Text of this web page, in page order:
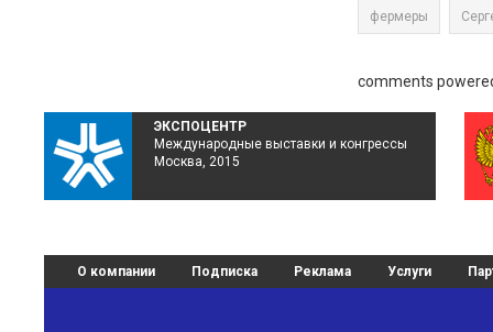
фермеры
comments
ЭКСПОЦЕНТР
Международные выставки и конгрессы
Москва, 2015
О компании Подписка Реклама Услуги